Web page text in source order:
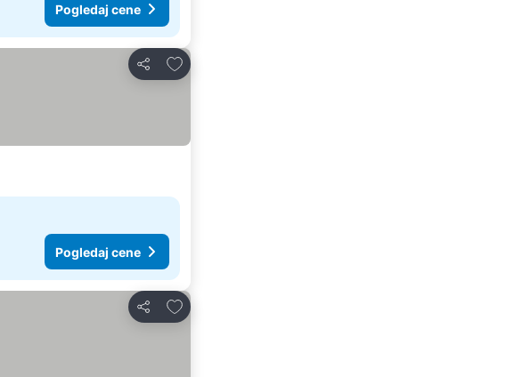
Pogledaj cene
Deli
Dodati u favorite
Pogledaj cene
Deli
Dodati u favorite